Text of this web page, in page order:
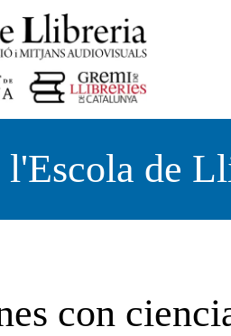
l'Escola de
con